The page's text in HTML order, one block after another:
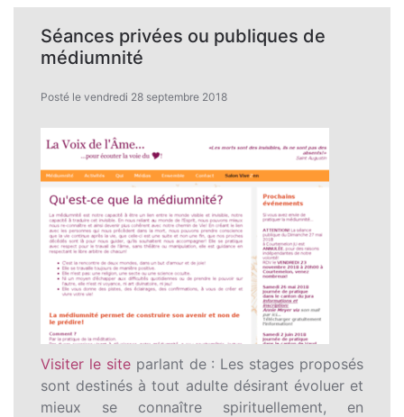
Séances privées ou publiques de
médiumnité
Posté le vendredi 28 septembre 2018
Visiter le siteparlant de : Les stages proposés
sont destinés à tout adulte désirant évoluer et
mieux se connaître spirituellement, en